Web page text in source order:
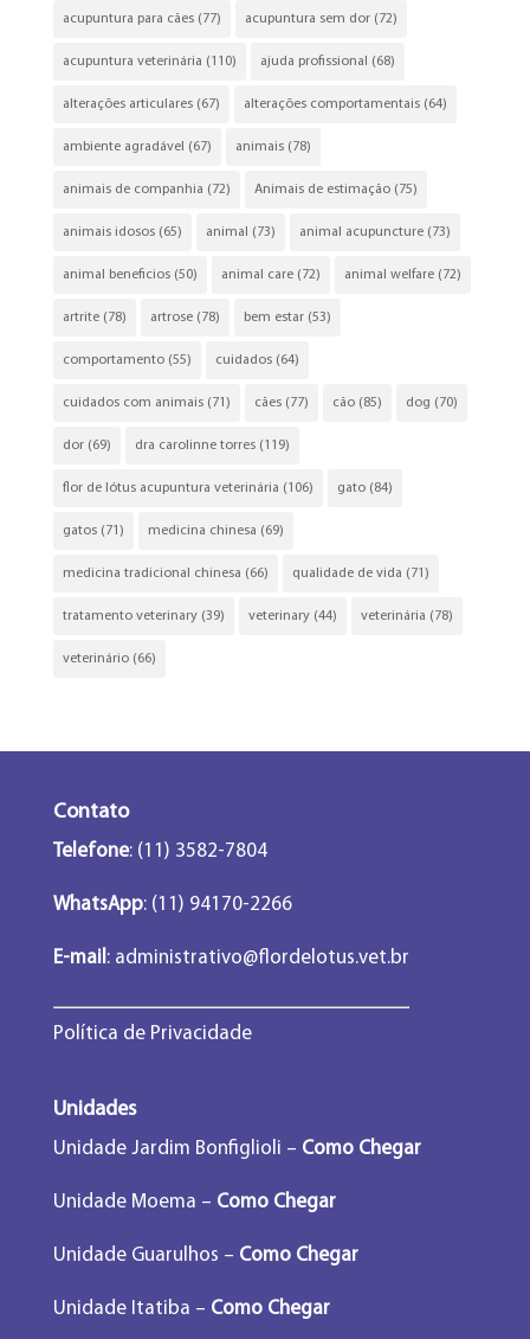
acupuntura para cães(77) acupuntura sem dor(72)
acupuntura veterinária (110) ajuda profissional (68)
alterações articulares(67) alterações comportamentais(64)
ambiente agradável (67) animais(78)
animais de companhia (72) Animais de estimação(75)
animais idosos(65) animal (73) animal acupuncture(73)
animal beneficios(50) animal care(72) animal welfare(72)
artrite(78) artrose(78) bem estar(53)
comportamento(55) cuidados(64)
cuidados com animais(71) cães(77) cão(85) dog (70)
dor(69) dra carolinne torres(119)
flor de lótus acupuntura veterinária (106) gato(84)
gatos(71) medicina chinesa (69)
medicina tradicional chinesa (66) qualidade de vida (71)
tratamento veterinary(39) veterinary(44) veterinária (78)
veterinário(66)
Contato
Telefone: (11) 3582-7804
WhatsApp: (11) 94170-2266
E-mail :administrativo@flordelotus.vet.br
Política de Privacidade
Unidades
Unidade Jardim Bonfiglioli – Como Chegar
Unidade Moema – Como Chegar
Unidade Guarulhos – Como Chegar
Unidade Itatiba – Como Chegar